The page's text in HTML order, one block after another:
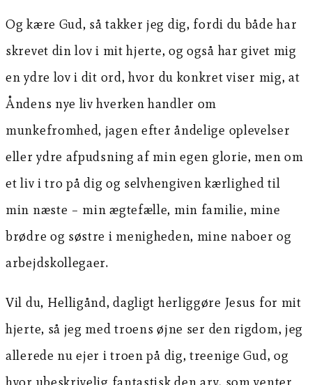
Og kære Gud, så takker jeg dig, fordi du både har
skrevet din lov i mit hjerte, og også har givet mig
en ydre lov i dit ord, hvor du konkret viser mig, at
Åndens nye liv hverken handler om
munkefromhed, jagen efter åndelige oplevelser
eller ydre afpudsning af min egen glorie, men om
et liv i tro på dig og selvhengiven kærlighed til
min næste – min ægtefælle, min familie, mine
brødre og søstre i menigheden, mine naboer og
arbejdskollegaer.
Vil du, Helligånd, dagligt herliggøre Jesus for mit
hjerte, så jeg med troens øjne ser den rigdom, jeg
allerede nu ejer i troen på dig, treenige Gud, og